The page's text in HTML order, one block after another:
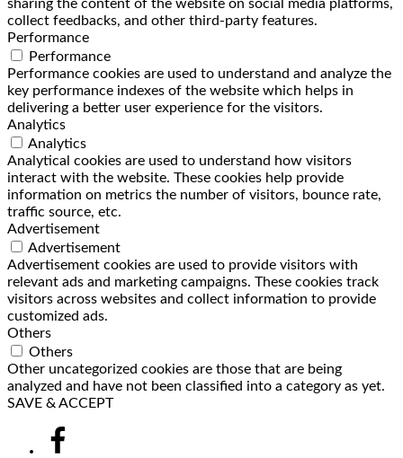
sharing the content of the website on social media platforms,
collect feedbacks, and other third-party features.
Performance
Performance
Performance cookies are used to understand and analyze the
key performance indexes of the website which helps in
delivering a better user experience for the visitors.
Analytics
Analytics
Analytical cookies are used to understand how visitors
interact with the website. These cookies help provide
information on metrics the number of visitors, bounce rate,
traffic source, etc.
Advertisement
Advertisement
Advertisement cookies are used to provide visitors with
relevant ads and marketing campaigns. These cookies track
visitors across websites and collect information to provide
customized ads.
Others
Others
Other uncategorized cookies are those that are being
analyzed and have not been classified into a category as yet.
SAVE & ACCEPT